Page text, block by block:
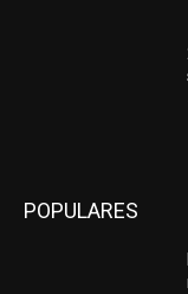
POPULARES